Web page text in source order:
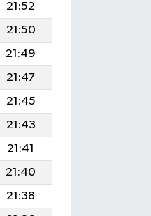
21:52
21:50
21:49
21:47
21:45
21:43
21:41
21:40
21:38